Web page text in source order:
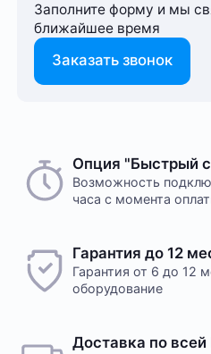
Заполните форму и мы
ближайшее время
Заказать звонок
На этот товар пока
Желаете оставить
Нам важно знать ваше
оборудовании для
ассортимент нашего
Способ оплаты любого
при его оформлении.
в рублях. После
центров
Оплата производится в
Опция "Быстрый
Возможность
часа с момента
Гарантия до 12
Гарантия от 6 до 12
оборудование
Доставка по всей